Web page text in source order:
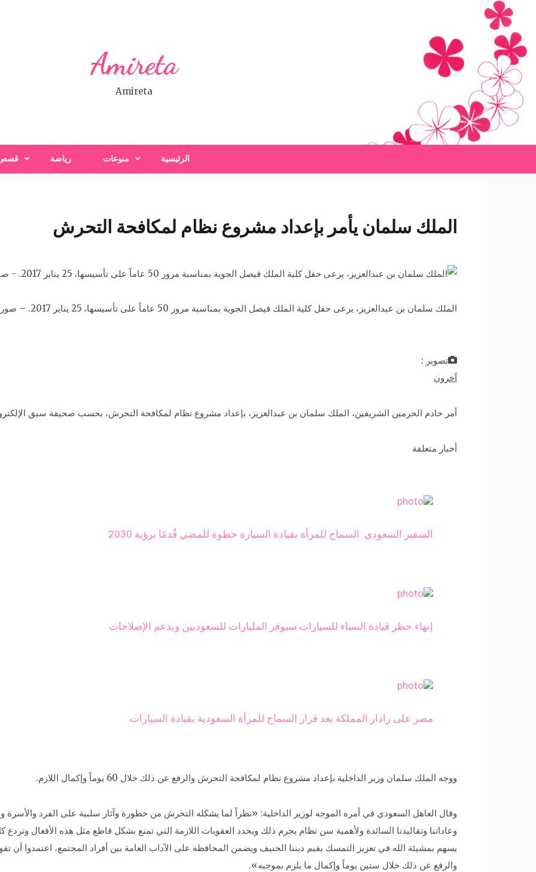
content
(Press
Enter)
Amireta
Amireta
الرئيسية منوعات رياضة
الملك سلمان يأمر بإعداد مشروع نظام لمكافحة التحرش
الملك سلمان بن عبدالعزيز، يرعى حفل كلية الملك فيصل الجوية بمناسبة مرور 50 عاماً على تأسيسها، 25 يناير 2017. – صورة أرشيفية
تصوير :
آخرون
أمر خادم الحرمين الشريفين، الملك سلمان بن عبدالعزيز، بإعداد مشروع نظام لمكافحة التحرش، بحسب صحيفة سبق
أخبار متعلقة
السفير السعودي: السماح للمرأة بقيادة السيارة خطوة للمضي قُدمًا برؤية 2030
إنهاء حظر قيادة النساء للسيارات سيوفر المليارات للسعوديين ويدعم الإصلاحات
مصر على رادار المملكة بعد قرار السماح للمرأة السعودية بقيادة السيارات
ووجه الملك سلمان وزير الداخلية بإعداد مشروع نظام لمكافحة التحرش والرفع عن ذلك خلال 60 يوماً وإكمال اللازم.
وقال العاهل السعودي في أمره الموجه لوزير الداخلية: «نظراً لما يشكله التحرش من خطورة وآثار سلبية على الفرد والأسرة
وعاداتنا وتقاليدنا السائدة ولأهمية سن نظام يجرم ذلك ويحدد العقوبات اللازمة التي تمنع بشكل قاطع مثل هذه الأفعال
يسهم بمشيئة الله في تعزيز التمسك بقيم ديننا الحنيف ويضمن المحافظة على الآداب العامة بين أفراد المجتمع، اعتمدوا أن
والرفع عن ذلك خلال ستين يوماً وإكمال ما يلزم بموجبه».